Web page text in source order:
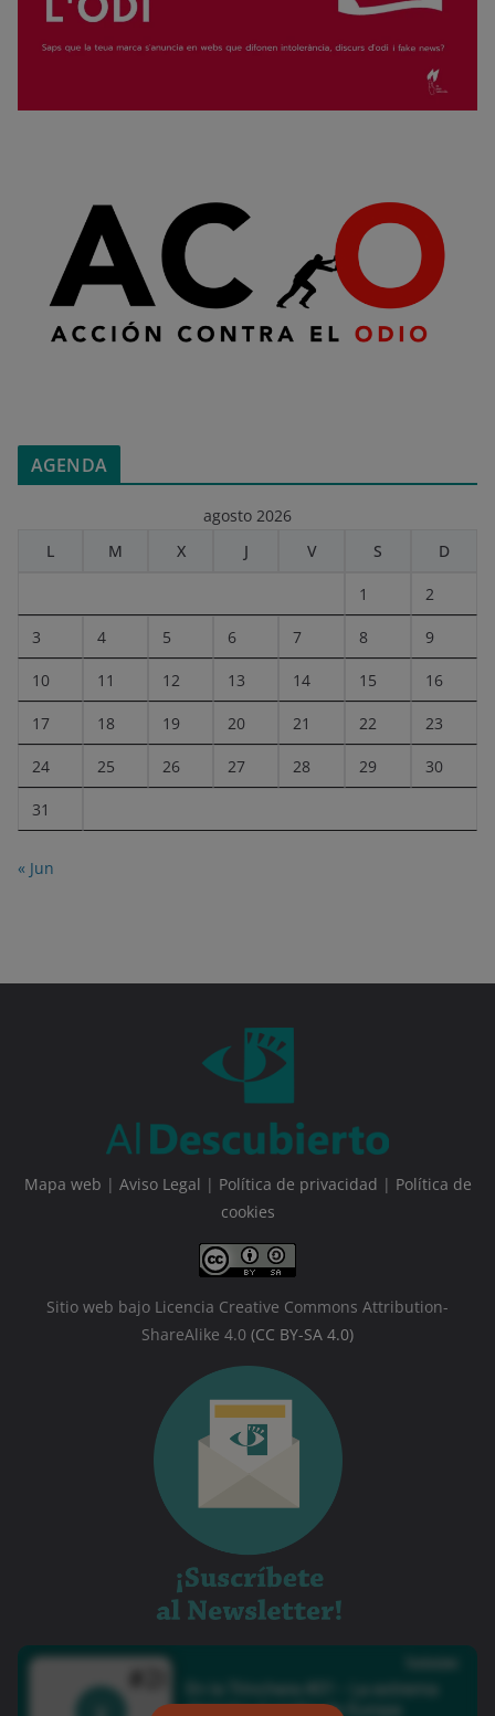
AGENDA
agosto 2026
L
M X J V S D
1 2
3 4 5 6 7 8 9
10 11 12 13 14 15 16
17 18 19 20 21 22 23
24 25 26 27 28 29 30
31
« Jun
Mapa web | Aviso Legal | Política de privacidad | Política de
cookies
Sitio web bajo Licencia Creative Commons Attribution-
ShareAlike 4.0 (CC BY-SA 4.0)